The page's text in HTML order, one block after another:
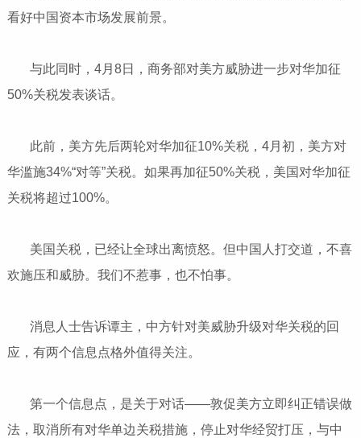
看好中国资本市场发展前景。
与此同时，4月8日，商务部对美方威胁进一步对华加征
50%关税发表谈话。
此前，美方先后两轮对华加征10%关税，4月初，美方对
华滥施34%“对等”关税。如果再加征50%关税，美国对华加征
关税将超过100%。
美国关税，已经让全球出离愤怒。但中国人打交道，不喜
欢施压和威胁。我们不惹事，也不怕事。
消息人士告诉谭主，中方针对美威胁升级对华关税的回
应，有两个信息点格外值得关注。
第一个信息点，是关于对话——敦促美方立即纠正错误做
法，取消所有对华单边关税措施，停止对华经贸打压，与中